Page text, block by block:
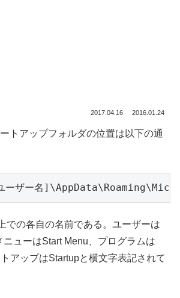
2017.04.16 2016.01.24
トアップフォルダの位置は以下の通
ザー名
での各自の名前である。ユーザーは
ューはStart Menu、プログラムは
アップはStartupと横文字表記されて